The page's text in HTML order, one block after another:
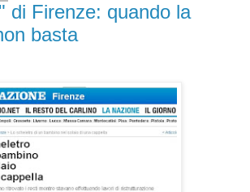
di Firenze: quando la
basta